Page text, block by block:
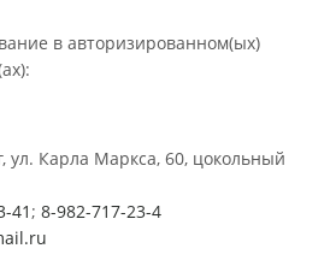
в авторизированном(ых)
ул. Карла Маркса, 60, цокольный
41; 8-982-717-23-4